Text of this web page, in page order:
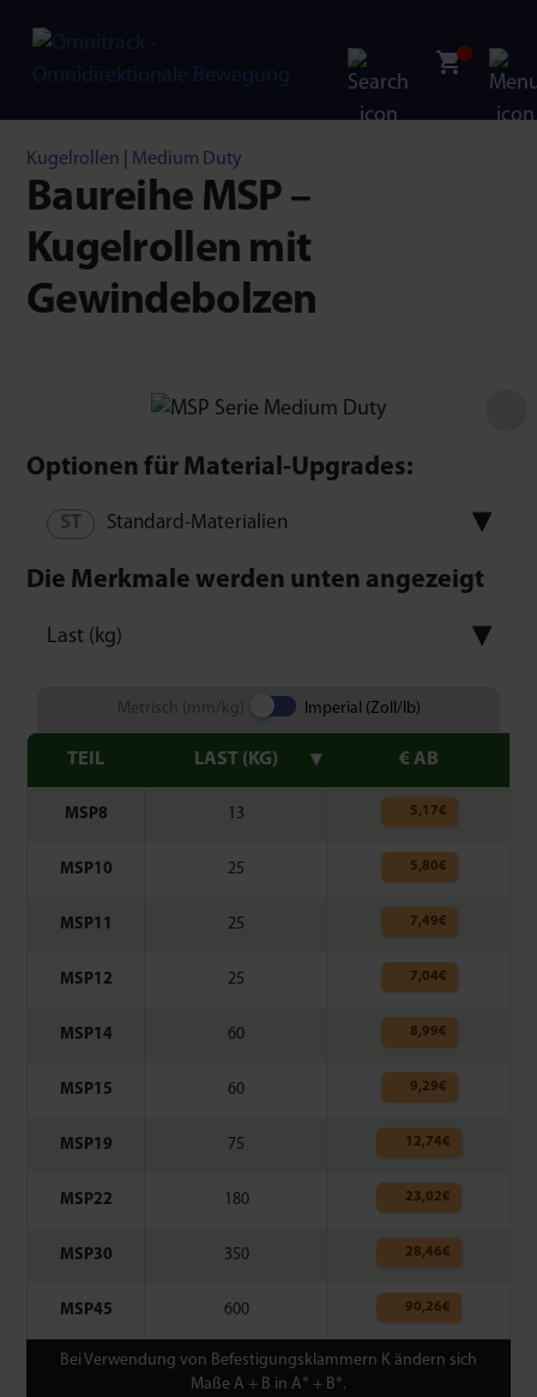
Kugelrollen Medium Duty
Baureihe MSP –
Kugelrollen mit
Gewindebolzen
Optionen für Material-Upgrades:
Standard-Materialien
Die Merkmale werden unten angezeigt
Last (kg)
Metrisch (mm/kg) Imperial (Zoll/lb)
TEIL LAST (KG) € AB
MSP8 13 5,17€
MSP10 25 5,80€
MSP11 25 7,49€
MSP12 25 7,04 €
MSP14 60 8,99€
MSP15 60 9,29€
MSP19 75 12,74 €
MSP22 180 23,02€
MSP30 350 28,46€
MSP45 600 90,26€
Bei Verwendung von Befestigungsklammern K ändern sich
Maße A + B in A* + B*.